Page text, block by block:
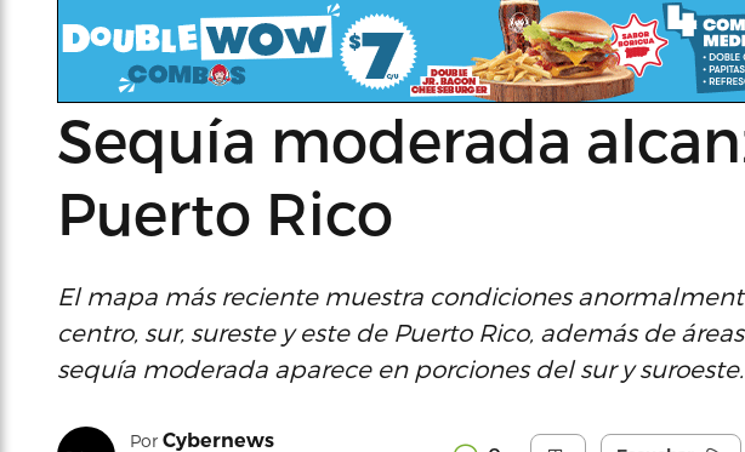
Sequía moderada
Puerto Rico
El mapa más reciente muestra condiciones
centro, sur, sureste y este de Puerto Rico, además de
sequía moderada aparece en porciones del sur y suroeste.
Por Cybernews